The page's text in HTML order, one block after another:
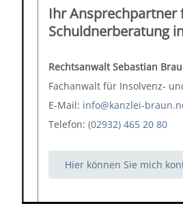
Ihr Ansprechpartner
Schuldnerberatung
Rechtsanwalt Sebastian
Fachanwalt für Insolvenz-
E-Mail: info@kanzlei-
Telefon: (02932) 465 20 80
Hier können Sie mich